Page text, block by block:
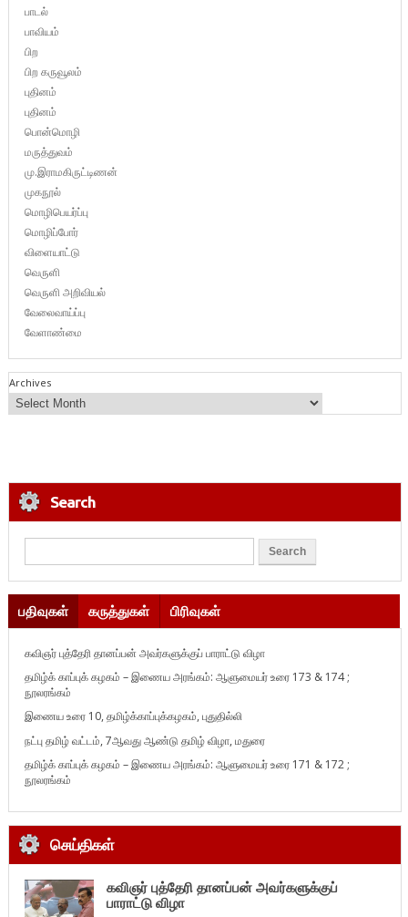
பாடல்
பாவியம்
பிற
பிற கருவூலம்
புதினம்
புதினம்
பொன்மொழி
மருத்துவம்
மு.இராமகிருட்டிணன்
முகநூல்
மொழிபெயர்ப்பு
மொழிப்போர்
விளையாட்டு
வெருளி
வெருளி அறிவியல்
வேலைவாய்ப்பு
வேளாண்மை
Archives
Search
பதிவுகள் கருத்துகள் பிரிவுகள்
கவிஞர் புத்தேரி தானப்பன் அவர்களுக்குப் பாராட்டு விழா
தமிழ்க் காப்புக் கழகம் – இணைய அரங்கம்: ஆளுமையர் உரை 173 & 174 ;
நூலரங்கம்
இணைய உரை 10, தமிழ்க்காப்புக்கழகம், புதுதில்லி
நட்பு தமிழ் வட்டம், 7ஆவது ஆண்டு தமிழ் விழா, மதுரை
தமிழ்க் காப்புக் கழகம் – இணைய அரங்கம்: ஆளுமையர் உரை 171 & 172 ;
நூலரங்கம்
செய்திகள்
கவிஞர் புத்தேரி தானப்பன் அவர்களுக்குப்
பாராட்டு விழா